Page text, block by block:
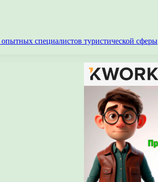
специалистов туристической сферы